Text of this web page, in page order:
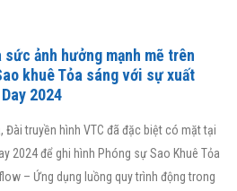
ảnh hưởng mạnh mẽ trên
khuê Tỏa sáng với sự xuất
2024
truyền hình VTC đã đặc biệt có mặt tại
2024 để ghi hình Phóng sự Sao Khuê Tỏa
– Ứng dụng luồng quy trình động trong